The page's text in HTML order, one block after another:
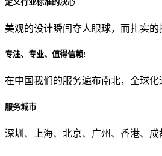
从哪里了解到我们？
定义行业标准的决心
美观的设计瞬间夺人眼球，而扎实
专注、专业、值得信赖!
在中国我们的服务遍布南北，全球化
服务城市
深圳、上海、北京、广州、香港、